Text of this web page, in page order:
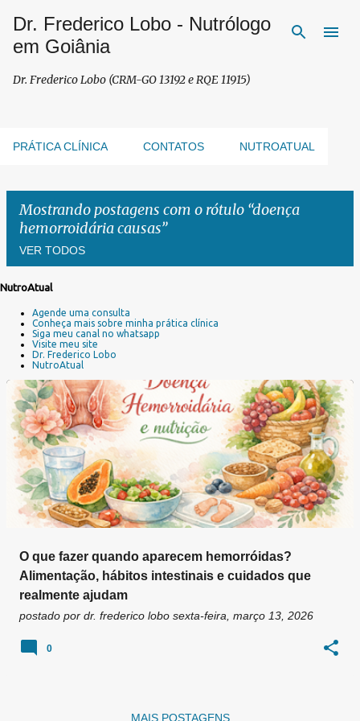
Pular para o conteúdo principal
Dr. Frederico Lobo - Nutrólogo
em Goiânia
Dr. Frederico Lobo (CRM-GO 13192 e RQE 11915)
PRÁTICA CLÍNICA CONTATOS NUTROATUAL
Mostrando postagens com o rótulo doença
hemorroidária causas
VER TODOS
g
NutroAtual
Agende uma consulta
Conheça mais sobre minha prática clínica
Siga meu canal no whatsapp
Visite meu site
Dr. Frederico Lobo
NutroAtual
O que fazer quando aparecem hemorróidas?
Alimentação, hábitos intestinais e cuidados que
realmente ajudam
postado por dr. frederico lobo sexta-feira, março 13, 2026
0
MAIS POSTAGENS